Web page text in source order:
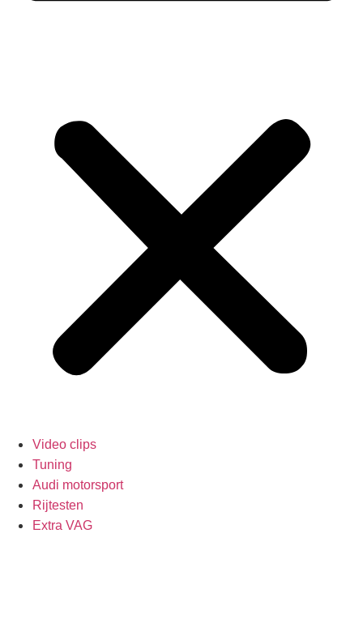
Video clips
Tuning
Audi motorsport
Rijtesten
Extra VAG